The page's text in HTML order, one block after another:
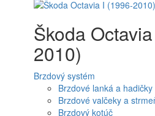
Škoda
2010)
Brzdový systém
Brzdové lanká a hadičky
Brzdové valčeky a
Brzdový kotúč